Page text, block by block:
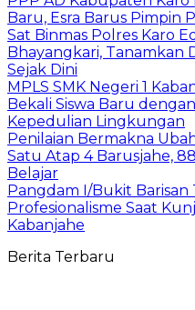
Baru, Esra Barus Pimpin
Sat Binmas Polres Karo
Bhayangkari, Tanamkan
Sejak Dini
MPLS SMK Negeri 1
Bekali Siswa Baru
Kepedulian Lingkungan
Penilaian Bermakna
Satu Atap 4 Barusjahe,
Belajar
Pangdam I/Bukit Barisan
Profesionalisme Saat
Kabanjahe
Berita Terbaru